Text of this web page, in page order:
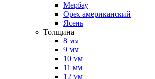
Мербау
Орех американский
Ясень
Толщина
8 мм
9 мм
10 мм
11 мм
12 мм